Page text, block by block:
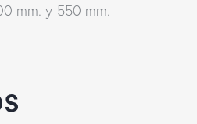
mm. y 550 mm.